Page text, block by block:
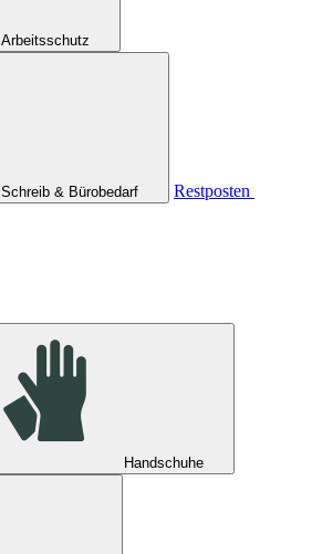
Arbeitsschutz
Schreib & Bürobedarf
Restposten
Handschuhe